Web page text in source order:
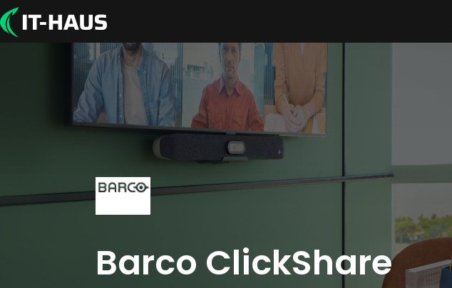
Barco ClickShare